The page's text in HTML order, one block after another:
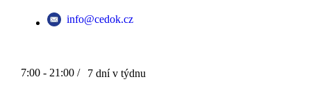
info@cedok.cz
7:00 - 21:00 / 7 dní v týdnu